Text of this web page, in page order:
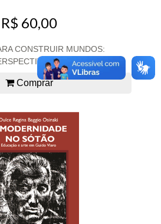
R$ 60,00
CONSTRUIR MUNDOS:
E...
Comprar